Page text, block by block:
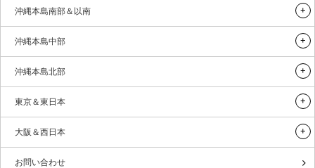
沖縄本島南部＆以南
沖縄本島中部
沖縄本島北部
東京＆東日本
大阪＆西日本
お問い合わせ